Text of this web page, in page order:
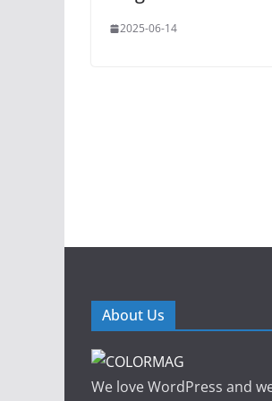
2025-06-14
About Us
We love WordPress and